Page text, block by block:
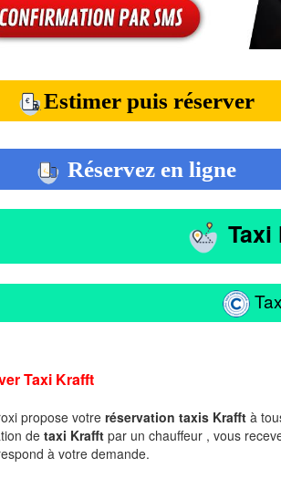
Estimer puis réserver
Réservez en ligne
Taxi
Taxi Krafft
propose votreréservation taxis Krafft à
de taxi Krafft par un chauffeur , vous
à votre demande.